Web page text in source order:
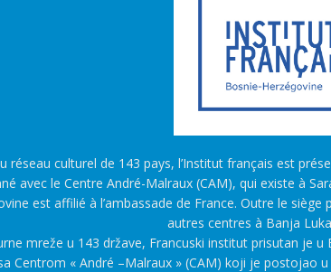
réseau culturel de 143 pays, l’Institut français est
avec le Centre André-Malraux (CAM), qui existe à
est affilié à l’ambassade de France. Outre le
autres centres à Banja
mreže u 143 države, Francuski institut prisutan je
Centrom « André –Malraux » (CAM) koji je postojao